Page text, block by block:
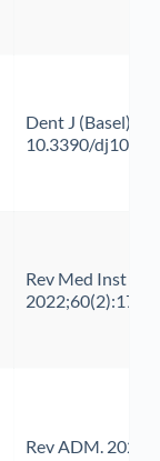
Dent J (Basel).
10.3390/
Rev Med Inst
2022;60(2):179-
Rev ADM.